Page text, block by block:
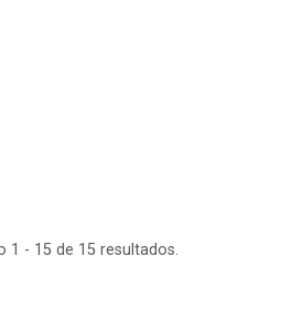
1 - 15 de 15 resultados.